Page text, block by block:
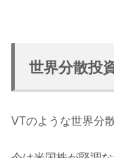
世界分散投
VTのような世界分